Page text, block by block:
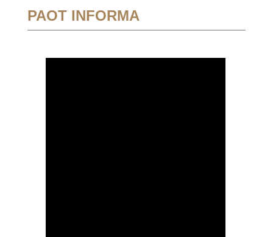
PAOT INFORMA